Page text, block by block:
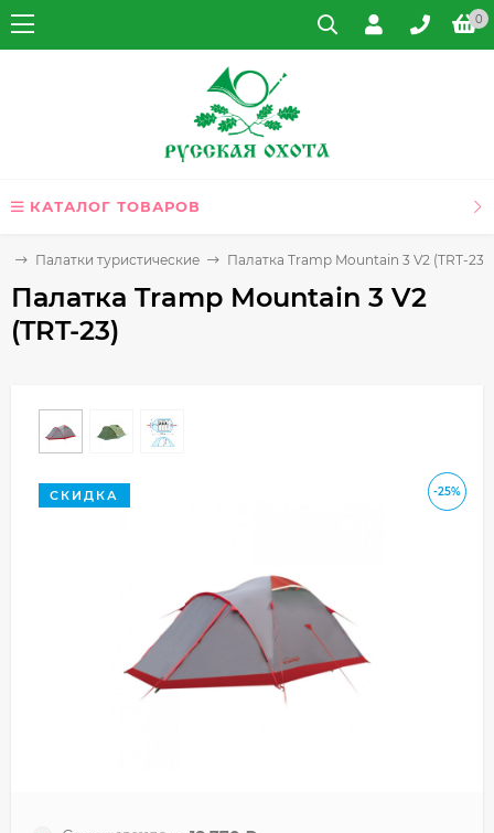
0
КАТАЛОГ ТОВАРОВ
Палатки туристические Палатка Tramp Mountain 3 V2 (TRT-23)
Палатка Tramp Mountain 3 V2
(TRT-23)
-25%
СКИДКА